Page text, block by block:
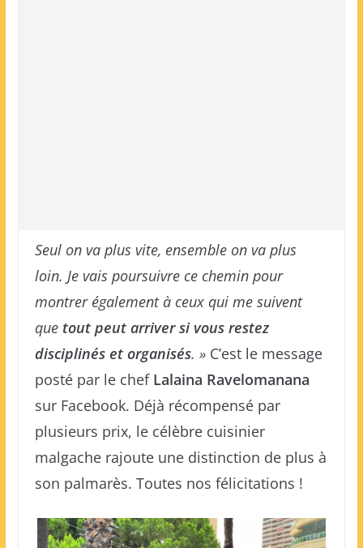
Seul on va plus vite, ensemble on va plus
loin. Je vais poursuivre ce chemin pour
montrer également à ceux qui me suivent
que tout peut arriver si vous restez
disciplinés et organisés. »C’est le message
posté par le chef Lalaina Ravelomanana
sur Facebook. Déjà récompensé par
plusieurs prix, le célèbre cuisinier
malgache rajoute une distinction de plus à
son palmarès. Toutes nos félicitations !